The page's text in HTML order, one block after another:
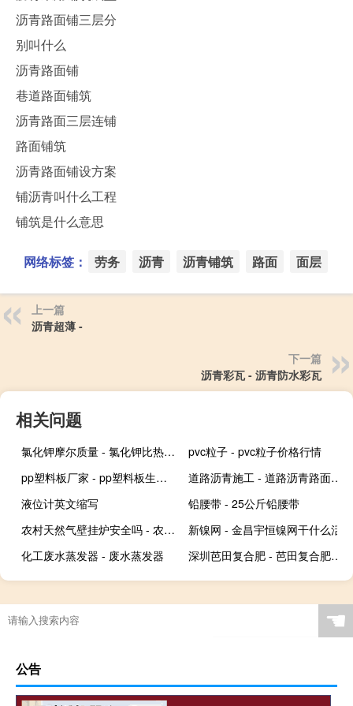
沥青路面铺三层分
别叫什么
沥青路面铺
巷道路面铺筑
沥青路面三层连铺
路面铺筑
沥青路面铺设方案
铺沥青叫什么工程
铺筑是什么意思
网络标签： 劳务 沥青 沥青铺筑 路面 面层
上一篇
沥青超薄 -
下一篇
沥青彩瓦 - 沥青防水彩瓦
相关问题
氯化钾摩尔质量 - 氯化钾比热容查询表
pvc粒子 - pvc粒子价格行情
pp塑料板厂家 - pp塑料板生产厂家哪里多
道路沥青施工 - 道路沥青路面施工
液位计英文缩写
铅腰带 - 25公斤铅腰带
农村天然气壁挂炉安全吗 - 农村安装燃气壁挂炉合理吗
新镍网 - 金昌宇恒镍网干什么活
化工废水蒸发器 - 废水蒸发器
深圳芭田复合肥 - 芭田复合肥17-17-17价格
☚
公告